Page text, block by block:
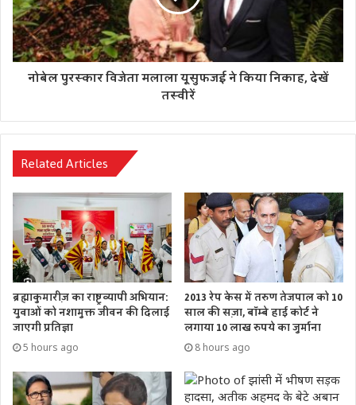
जानिये छठ पूजा में चढ़ाये जाने वाले प्रसाद का महत्व
कानपुर मेट्रो के ट्रायल रन को सीएम योगी ने दिखाई हरी झंडी
politics PriyankaGandhi
नोबेल पुरस्कार विजेता मलाला यूसुफजई ने किया निकाह, देखें
तस्वीरें
Related Articles
ब्रह्माकुमारीज़ का राष्ट्रव्यापी अभियान:
युवाओं को नशामुक्त जीवन की दिलाई
जाएगी प्रतिज्ञा
5 hours ago
2013 रेप केस में तरुण तेजपाल को 10
साल की सज़ा, बॉम्बे हाई कोर्ट ने
लगाया 10 लाख रुपये का जुर्माना
8 hours ago